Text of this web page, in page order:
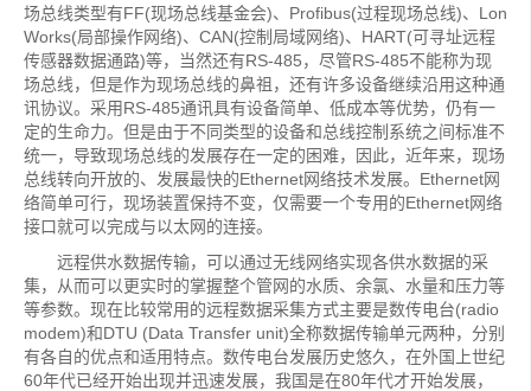
场总线类型有FF(现场总线基金会)、Profibus(过程现场总线)、Lon
Works(局部操作网络)、CAN(控制局域网络)、HART(可寻址远程
传感器数据通路)等，当然还有RS-485，尽管RS-485不能称为现
场总线，但是作为现场总线的鼻祖，还有许多设备继续沿用这种通
讯协议。采用RS-485通讯具有设备简单、低成本等优势，仍有一
定的生命力。但是由于不同类型的设备和总线控制系统之间标准不
统一，导致现场总线的发展存在一定的困难，因此，近年来，现场
总线转向开放的、发展最快的Ethernet网络技术发展。Ethernet网
络简单可行，现场装置保持不变，仅需要一个专用的Ethernet网络
接口就可以完成与以太网的连接。
远程供水数据传输，可以通过无线网络实现各供水数据的采
集，从而可以更实时的掌握整个管网的水质、余氯、水量和压力等
等参数。现在比较常用的远程数据采集方式主要是数传电台(radio
modem)和DTU (Data Transfer unit)全称数据传输单元两种，分别
有各自的优点和适用特点。数传电台发展历史悠久，在外国上世纪
60年代已经开始出现并迅速发展，我国是在80年代才开始发展，